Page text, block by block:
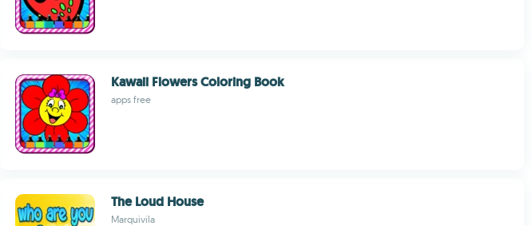
Kawaii Flowers Coloring Book
apps free
The Loud House
Marquivila